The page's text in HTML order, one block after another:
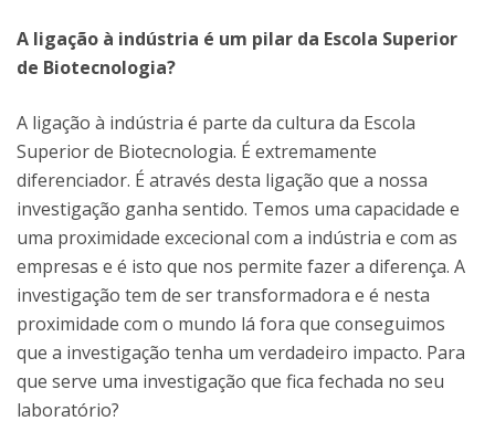
A ligação à indústria é um pilar da Escola Superior
de Biotecnologia?
A ligação à indústria é parte da cultura da Escola
Superior de Biotecnologia. É extremamente
diferenciador. É através desta ligação que a nossa
investigação ganha sentido. Temos uma capacidade e
uma proximidade excecional com a indústria e com as
empresas e é isto que nos permite fazer a diferença. A
investigação tem de ser transformadora e é nesta
proximidade com o mundo lá fora que conseguimos
que a investigação tenha um verdadeiro impacto. Para
que serve uma investigação que fica fechada no seu
laboratório?